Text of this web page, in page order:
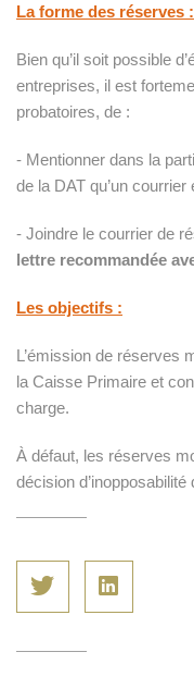
La forme des réserves :
Bien qu’il soit possible
entreprises, il est
probatoires, de :
- Mentionner dans la
de la DAT qu’un
- Joindre le courrier de
lettre recommandée
Les objectifs :
L’émission de réserves
la Caisse Primaire et
charge.
À défaut, les réserves
décision